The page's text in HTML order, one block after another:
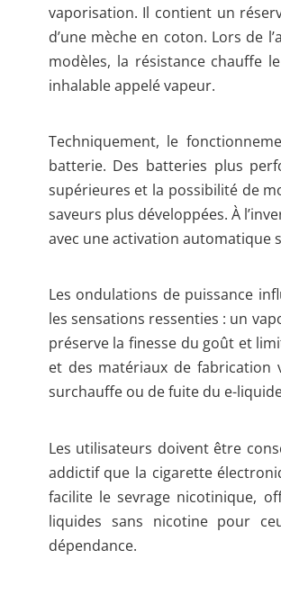
vaporisation. Il contient un
d’une mèche en coton. Lors de
modèles, la résistance chauffe
inhalable appelé vapeur.
Techniquement, le
batterie. Des batteries plus
supérieures et la possibilité de
saveurs plus développées. À
avec une activation automatique
Les ondulations de puissance
les sensations ressenties : un
préserve la finesse du goût et
et des matériaux de fabrication
surchauffe ou de fuite du e-
Les utilisateurs doivent être
addictif que la cigarette
facilite le sevrage nicotinique,
liquides sans nicotine pour
dépendance.